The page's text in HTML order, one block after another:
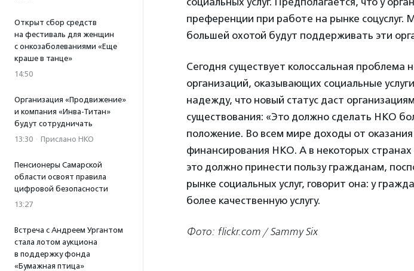
Открыт сбор средств
на фестиваль для женщин
с онкозаболеваниями «Еще
краше в танце»
14:50
Организация «Продвижение»
и компания «Инва-Титан»
будут сотрудничать
13:30 · Прислано НКО
Пенсионеры Самарской
области освоят правила
цифровой безопасности
13:27
Встреча с Андреем Ургантом
стала лотом аукциона
в поддержку фонда
«Бумажная птица»
преференции при работе на рынке соцуслуг.
большей охотой будут поддерживать эти
Сегодня существует колоссальная проблема
организаций, оказывающих социальные
надежду, что новый статус даст
существования: «Это должно сделать НКО
положение. Во всем мире доходы от оказания
финансирования НКО. А в некоторых странах
это должно принести пользу гражданам,
рынке социальных услуг, говорит она: у
более качественную услугу.
Фото: flickr.com / Sammy Six